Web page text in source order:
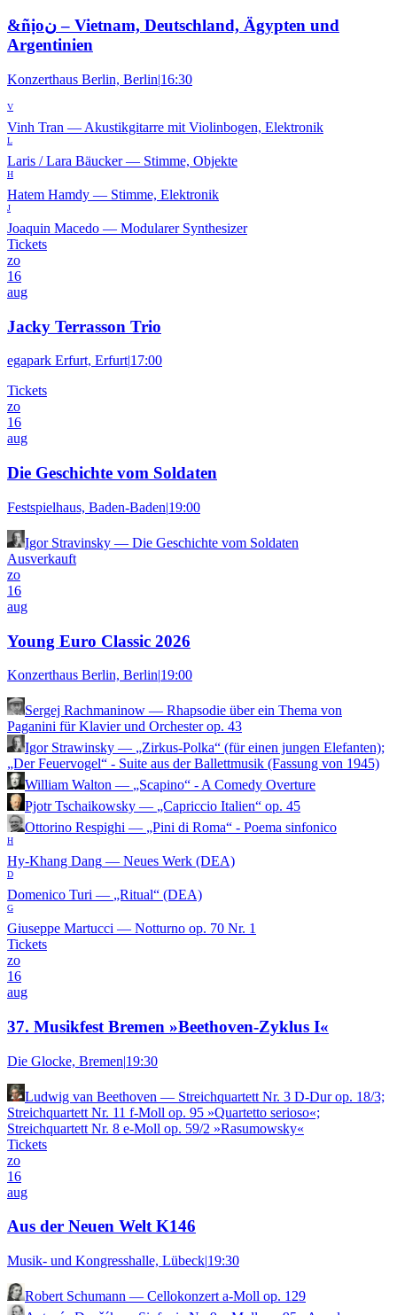
&ñịoن – Vietnam, Deutschland, Ägypten und
Argentinien
Konzerthaus Berlin, Berlin|16:30
V
Vinh Tran — Akustikgitarre mit Violinbogen, Elektronik
L
Laris / Lara Bäucker— Stimme, Objekte
H
Hatem Hamdy — Stimme, Elektronik
J
Joaquin Macedo — Modularer Synthesizer
Tickets
zo
16
aug
Jacky Terrasson Trio
egapark Erfurt, Erfurt|17:00
Tickets
zo
16
aug
Die Geschichte vom Soldaten
Festspielhaus, Baden-Baden|19:00
Igor Stravinsky — Die Geschichte vom Soldaten
Ausverkauft
zo
16
aug
Young Euro Classic 2026
Konzerthaus Berlin, Berlin|19:00
Sergej Rachmaninow — Rhapsodie über ein Thema von
Paganini für Klavier und Orchester op. 43
Igor Strawinsky — „Zirkus-Polka“ (für einen jungen Elefanten);
„Der Feuervogel“ - Suite aus der Ballettmusik (Fassung von 1945)
William Walton — „Scapino“ - A Comedy Overture
Pjotr Tschaikowsky — „Capriccio Italien“ op. 45
Ottorino Respighi — „Pini di Roma“ - Poema sinfonico
H
Hy-Khang Dang — Neues Werk (DEA)
D
Domenico Turi — „Ritual“ (DEA)
G
Giuseppe Martucci — Notturno op. 70 Nr. 1
Tickets
zo
16
aug
37. Musikfest Bremen »Beethoven-Zyklus I«
Die Glocke, Bremen|19:30
Ludwig van Beethoven — Streichquartett Nr. 3 D-Dur op. 18/3;
Streichquartett Nr. 11 f-Moll op. 95 »Quartetto serioso«;
Streichquartett Nr. 8 e-Moll op. 59/2 »Rasumowsky«
Tickets
zo
16
aug
Aus der Neuen Welt K146
Musik- und Kongresshalle, Lübeck|19:30
Robert Schumann — Cellokonzert a-Moll op. 129